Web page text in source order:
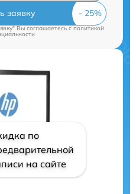
заявку
Вы соглашаетесь cполитикой
по
на сайте